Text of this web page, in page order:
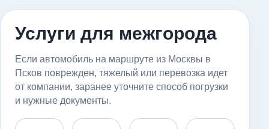
Услуги для межгорода
Если автомобиль на маршруте из Москвы в
Псков поврежден, тяжелый или перевозка идет
от компании, заранее уточните способ погрузки
и нужные документы.